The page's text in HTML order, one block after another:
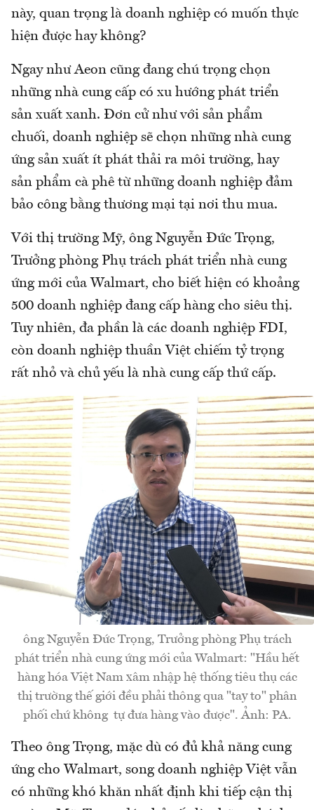
này, quan trọng là doanh nghiệp có muốn thực
hiện được hay không?
Ngay như Aeon cũng đang chú trọng chọn
những nhà cung cấp có xu hướng phát triển
sản xuất xanh. Đơn cử như với sản phẩm
chuối, doanh nghiệp sẽ chọn những nhà cung
ứng sản xuất ít phát thải ra môi trường, hay
sản phẩm cà phê từ những doanh nghiệp đảm
bảo công bằng thương mại tại nơi thu mua.
Với thị trường Mỹ, ông Nguyễn Đức Trọng,
Trưởng phòng Phụ trách phát triển nhà cung
ứng mới của Walmart, cho biết hiện có khoảng
500 doanh nghiệp đang cấp hàng cho siêu thị.
Tuy nhiên, đa phần là các doanh nghiệp FDI,
còn doanh nghiệp thuần Việt chiếm tỷ trọng
rất nhỏ và chủ yếu là nhà cung cấp thứ cấp.
ông Nguyễn Đức Trọng, Trưởng phòng Phụ trách
phát triển nhà cung ứng mới của Walmart: "Hầu hết
hàng hóa Việt Nam xâm nhập hệ thống tiêu thụ các
thị trường thế giới đều phải thông qua "tay to" phân
phối chứ không tự đưa hàng vào được". Ảnh: PA.
Theo ông Trọng, mặc dù có đủ khả năng cung
ứng cho Walmart, song doanh nghiệp Việt vẫn
có những khó khăn nhất định khi tiếp cận thị